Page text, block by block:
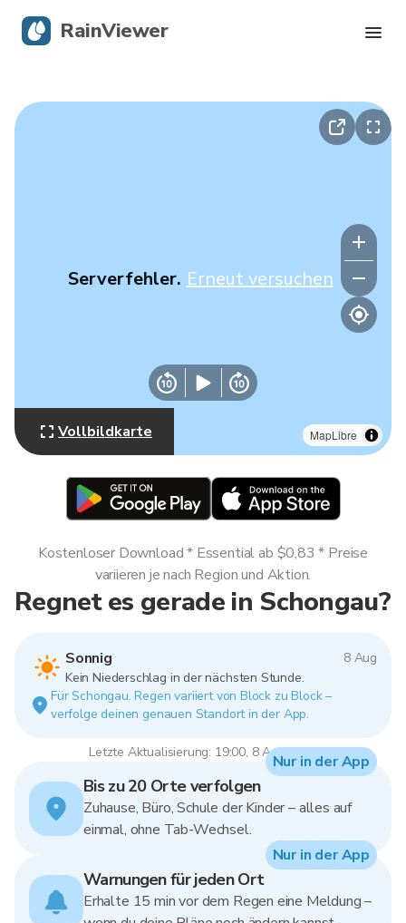
MapLibre
Serverfehler. Erneut versuchen
Vollbildkarte
Regnet es gerade in Schongau?
Sonnig
8 Aug
Kein Niederschlag in der nächsten Stunde.
Für Schongau. Regen variiert von Block zu Block –
verfolge deinen genauen Standort in der App.
Letzte Aktualisierung: 19:00, 8 Aug 2026
Kostenloser Download * Essential ab $0,83 * Preise
variieren je nach Region und Aktion.
Bis zu 20 Orte verfolgen
Zuhause, Büro, Schule der Kinder – alles auf
einmal, ohne Tab-Wechsel.
Nur in der App
Warnungen für jeden Ort
Erhalte 15 min vor dem Regen eine Meldung –
Nur in der App
RainViewer